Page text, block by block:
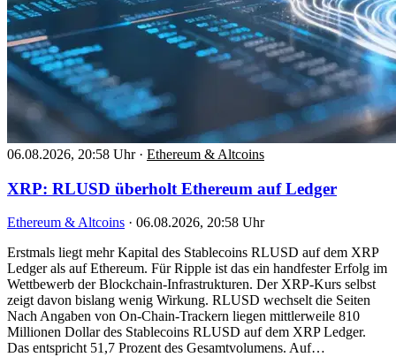
06.08.2026, 20:58 Uhr · Ethereum & Altcoins
XRP: RLUSD überholt Ethereum auf Ledger
Ethereum & Altcoins · 06.08.2026, 20:58 Uhr
Erstmals liegt mehr Kapital des Stablecoins RLUSD auf dem XRP
Ledger als auf Ethereum. Für Ripple ist das ein handfester Erfolg im
Wettbewerb der Blockchain-Infrastrukturen. Der XRP-Kurs selbst
zeigt davon bislang wenig Wirkung. RLUSD wechselt die Seiten
Nach Angaben von On-Chain-Trackern liegen mittlerweile 810
Millionen Dollar des Stablecoins RLUSD auf dem XRP Ledger.
Das entspricht 51,7 Prozent des Gesamtvolumens. Auf…